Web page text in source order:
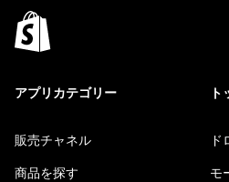
アプリカテゴリー
販売チャネル
商品を探す モ